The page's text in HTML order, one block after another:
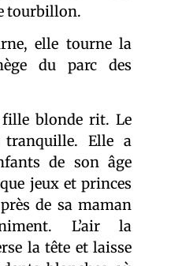
tourbillon.
elle tourne la
du parc des
fille blonde rit. Le
tranquille. Elle a
de son âge
jeux et princes
de sa maman
L’air la
la tête et laisse